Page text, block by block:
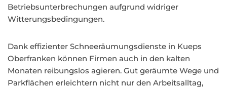
Betriebsunterbrechungen aufgrund widriger
Witterungsbedingungen.
Dank effizienter Schneeräumungsdienste in Kueps
Oberfranken können Firmen auch in den kalten
Monaten reibungslos agieren. Gut geräumte Wege und
Parkflächen erleichtern nicht nur den Arbeitsalltag,